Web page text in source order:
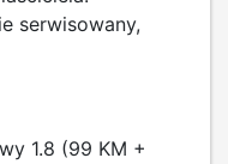
serwisowany,
1.8 (99 KM +